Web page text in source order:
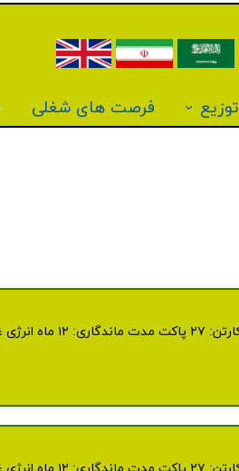
توزیع فرصت های شغلی